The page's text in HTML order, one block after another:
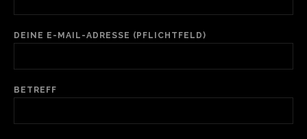
DEINE E-MAIL-ADRESSE (PFLICHTFELD)
BETREFF